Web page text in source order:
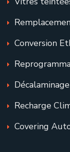
Conversion
Recharge
Covering